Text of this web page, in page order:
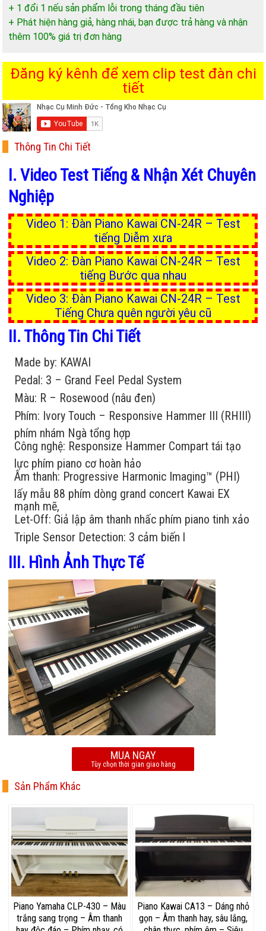
+ 1 đổi 1 nếu sản phẩm lỗi trong tháng đầu tiên
+ Phát hiện hàng giả, hàng nhái, bạn được trả hàng và nhận
thêm 100% giá trị đơn hàng
Đăng ký kênh để xem clip test đàn chi
tiết
Thông Tin Chi Tiết
I. Video Test Tiếng & Nhận Xét Chuyên
Nghiệp
Video 1: Đàn Piano Kawai CN-24R – Test
tiếng Diễm xưa
Video 2: Đàn Piano Kawai CN-24R – Test
tiếng Bước qua nhau
Video 3: Đàn Piano Kawai CN-24R – Test
Tiếng Chưa quên người yêu cũ
II. Thông Tin Chi Tiết
Made by: KAWAI
Pedal: 3 – Grand Feel Pedal System
Màu: R – Rosewood (nâu đen)
Phím: Ivory Touch – Responsive Hammer III (RHIII)
phím nhám Ngà tổng hợp
Công nghệ: Responsize Hammer Compart tái tạo
lực phím piano cơ hoàn hảo
Âm thanh: Progressive Harmonic Imaging™ (PHI)
lấy mẫu 88 phím dòng grand concert Kawai EX
mạnh mẽ,
Let-Off: Giả lập âm thanh nhấc phím piano tinh xảo
Triple Sensor Detection: 3 cảm biến l
III. Hình Ảnh Thực Tế
MUA NGAY
Tùy chọn thời gian giao hàng
Sản Phẩm Khác
Piano Yamaha CLP-430 – Màu
trắng sang trọng – Âm thanh
Piano Kawai CA13 – Dáng nhỏ
gọn – Âm thanh hay, sâu lắng,